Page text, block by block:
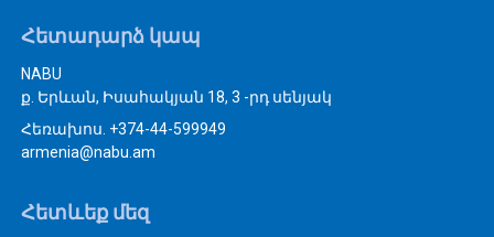
Հետադարձ կապ
NABU
ք. Երևան, Իսահակյան 18, 3 -րդ սենյակ
Հեռախոս. +374-44-599949
armenia@nabu.am
Հետևեք մեզ